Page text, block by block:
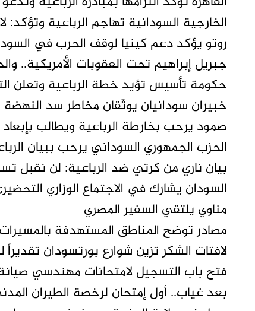
الخارجية السودانية تهاجم الرباعية
روتو يؤكد دعم كينيا لوقف الحرب في
جبريل إبراهيم تحت العقوبات الأمريكية..
حكومة تأسيس تؤيد خطة الرباعية وتعلن
خبيران سودانيان يوثّقان مخاطر سد
صمود يرحب بخارطة الرباعية ويطالب
الحزب الجمهوري السوداني يرحب ببيان
بيان ناري من كرتي ضد الرباعية: لن نقبل
السودان يشارك في الاجتماع الوزاري
مناوي يلتقي السفير المصري
مصادر توضح المناطق المستهدفة
لافتات الشكر تزين شوارع بورتسودان
فتح باب التسجيل لامتحانات مهندسي
بعد غياب.. أول إمتحان لرخصة الطيران